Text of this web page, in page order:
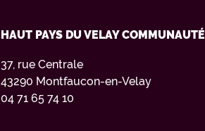
HAUT PAYS DU VELAY COMMUNAUTÉ
37, rue Centrale
43290 Montfaucon-en-Velay
04 71 65 74 10